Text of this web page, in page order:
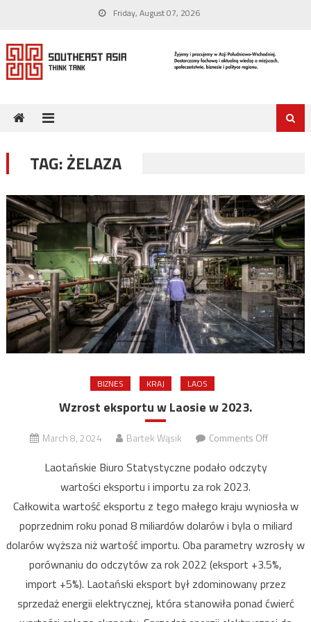
content
Friday, August 07, 2026
TAG:ŻELAZA
BIZNES KRAJ LAOS
Wzrost eksportu w Laosie w 2023.
March 8, 2024 Bartek Wąsik Comments Offon
Laosie
w
2023.
Laotańskie Biuro Statystyczne podało odczyty
wartości eksportu i importu za rok 2023.
Całkowita wartość eksportu z tego małego kraju wyniosła w
poprzednim roku ponad 8 miliardów dolarów i byla o miliard
dolarów wyższa niż wartość importu. Oba parametry wzrosły w
porównaniu do odczytów za rok 2022 (eksport +3.5%,
import +5%). Laotański eksport był zdominowany przez
sprzedaż energii elektrycznej, która stanowiła ponad ćwierć